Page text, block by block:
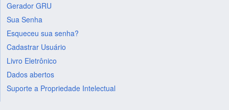
Gerador GRU
Sua Senha
Esqueceu sua senha?
Cadastrar Usuário
Livro Eletrônico
Dados abertos
Suporte a Propriedade Intelectual